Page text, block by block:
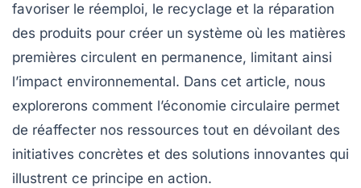
favoriser le réemploi, le recyclage et la réparation
des produits pour créer un système où les matières
premières circulent en permanence, limitant ainsi
l’impact environnemental. Dans cet article, nous
explorerons comment l’économie circulaire permet
de réaffecter nos ressources tout en dévoilant des
initiatives concrètes et des solutions innovantes qui
illustrent ce principe en action.